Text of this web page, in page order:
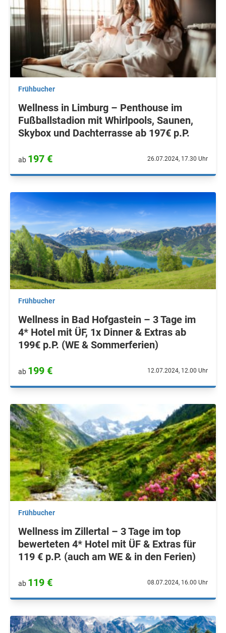
Frühbucher
Wellness in Limburg – Penthouse im
Fußballstadion mit Whirlpools, Saunen,
Skybox und Dachterrasse ab 197€ p.P.
ab 197 € 26.07.2024, 17.30 Uhr
Frühbucher
Wellness in Bad Hofgastein – 3 Tage im
4* Hotel mit ÜF, 1x Dinner & Extras ab
199€ p.P. (WE & Sommerferien)
ab 199 € 12.07.2024, 12.00 Uhr
Frühbucher
Wellness im Zillertal – 3 Tage im top
bewerteten 4* Hotel mit ÜF & Extras für
119 € p.P. (auch am WE & in den Ferien)
ab 119 € 08.07.2024, 16.00 Uhr